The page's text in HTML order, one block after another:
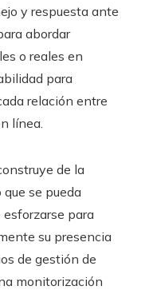
y respuesta ante
abordar
o reales en
para
relación entre
línea.
de la
se pueda
esforzarse para
su presencia
de gestión de
monitorización